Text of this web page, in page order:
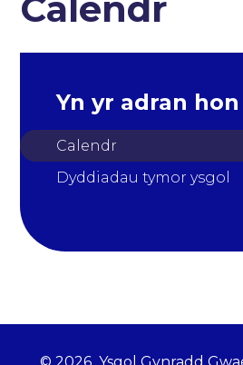
Yn yr adran hon
Calendr
Dyddiadau tymor ysgol